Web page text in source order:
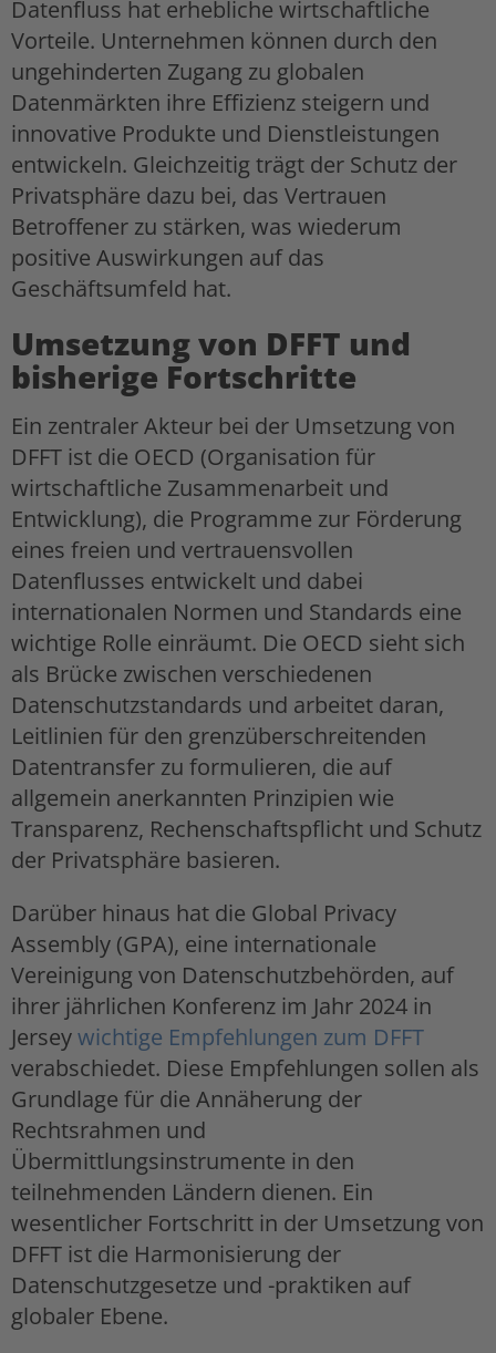
Datenfluss hat erhebliche wirtschaftliche
Vorteile. Unternehmen können durch den
ungehinderten Zugang zu globalen
Datenmärkten ihre Effizienz steigern und
innovative Produkte und Dienstleistungen
entwickeln. Gleichzeitig trägt der Schutz der
Privatsphäre dazu bei, das Vertrauen
Betroffener zu stärken, was wiederum
positive Auswirkungen auf das
Geschäftsumfeld hat.
Umsetzung von DFFT und
bisherige Fortschritte
Ein zentraler Akteur bei der Umsetzung von
DFFT ist die OECD (Organisation für
wirtschaftliche Zusammenarbeit und
Entwicklung), die Programme zur Förderung
eines freien und vertrauensvollen
Datenflusses entwickelt und dabei
internationalen Normen und Standards eine
wichtige Rolle einräumt. Die OECD sieht sich
als Brücke zwischen verschiedenen
Datenschutzstandards und arbeitet daran,
Leitlinien für den grenzüberschreitenden
Datentransfer zu formulieren, die auf
allgemein anerkannten Prinzipien wie
Transparenz, Rechenschaftspflicht und Schutz
der Privatsphäre basieren.
Darüber hinaus hat die Global Privacy
Assembly (GPA), eine internationale
Vereinigung von Datenschutzbehörden, auf
ihrer jährlichen Konferenz im Jahr 2024 in
Jerseywichtige Empfehlungen zum DFFT
verabschiedet. Diese Empfehlungen sollen als
Grundlage für die Annäherung der
Rechtsrahmen und
Übermittlungsinstrumente in den
teilnehmenden Ländern dienen. Ein
wesentlicher Fortschritt in der Umsetzung von
DFFT ist die Harmonisierung der
Datenschutzgesetze und -praktiken auf
globaler Ebene.